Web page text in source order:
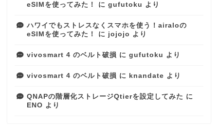
eSIMを使ってみた！ に gufutoku より
ハワイでもストレスなくスマホを使う！airaloの
eSIMを使ってみた！
に jojojo より
vivosmart 4 のベルト破損 に gufutoku より
vivosmart 4 のベルト破損 に knandate より
QNAPの階層化ストレージQtierを設定してみた に
ENO より